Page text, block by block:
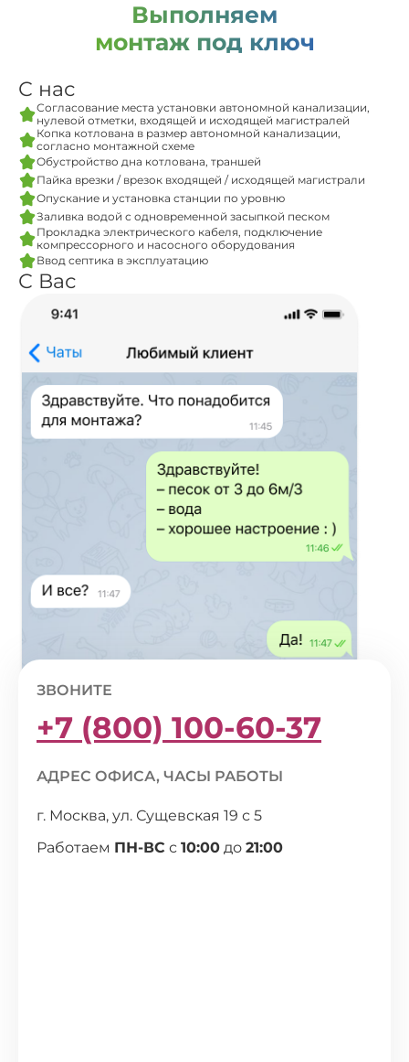
Выполняем
монтаж под ключ
С нас
Согласование места установки автономной канализации,
нулевой отметки, входящей и исходящей магистралей
Копка котлована в размер автономной канализации,
согласно монтажной схеме
Обустройство дна котлована, траншей
Пайка врезки / врезок входящей / исходящей магистрали
Опускание и установка станции по уровню
Заливка водой с одновременной засыпкой песком
Прокладка электрического кабеля, подключение
компрессорного и насосного оборудования
Ввод септика в эксплуатацию
С Вас
ЗВОНИТЕ
+7 (800) 100-60-37
АДРЕС ОФИСА, ЧАСЫ РАБОТЫ
г. Москва, ул. Сущевская 19 с 5
Работаем ПН-ВС с 10:00 до 21:00